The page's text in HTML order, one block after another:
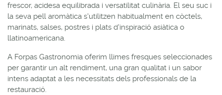
frescor, acidesa equilibrada i versatilitat culinària. El seu suc i
la seva pell aromàtica s'utilitzen habitualment en còctels,
marinats, salses, postres i plats d'inspiració asiàtica o
llatinoamericana.
A Forpas Gastronomia oferim llimes fresques seleccionades
per garantir un alt rendiment, una gran qualitat i un sabor
intens adaptat a les necessitats dels professionals de la
restauració.